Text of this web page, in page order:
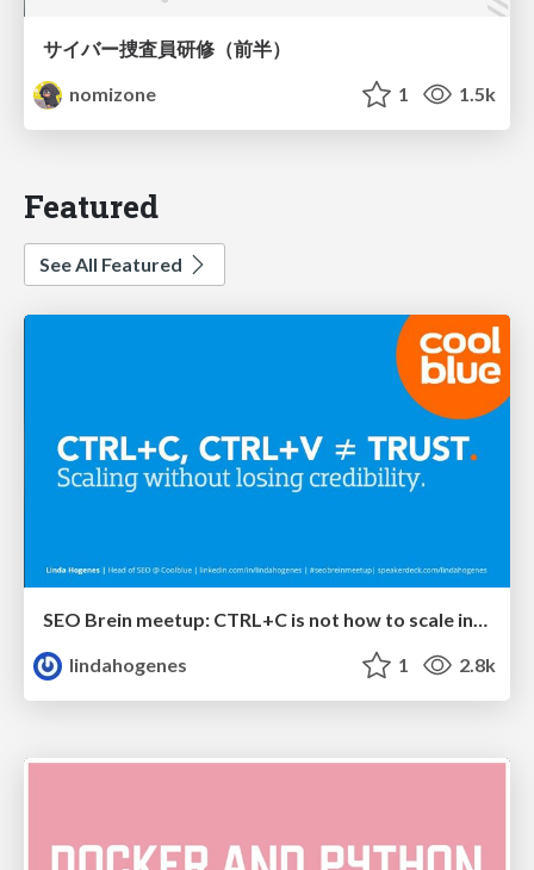
サイバー捜査員研修（前半）
nomizone
1 1.5k
Featured
See All Featured
SEO Brein meetup: CTRL+C is not how to scale international SEO
lindahogenes
1 2.8k